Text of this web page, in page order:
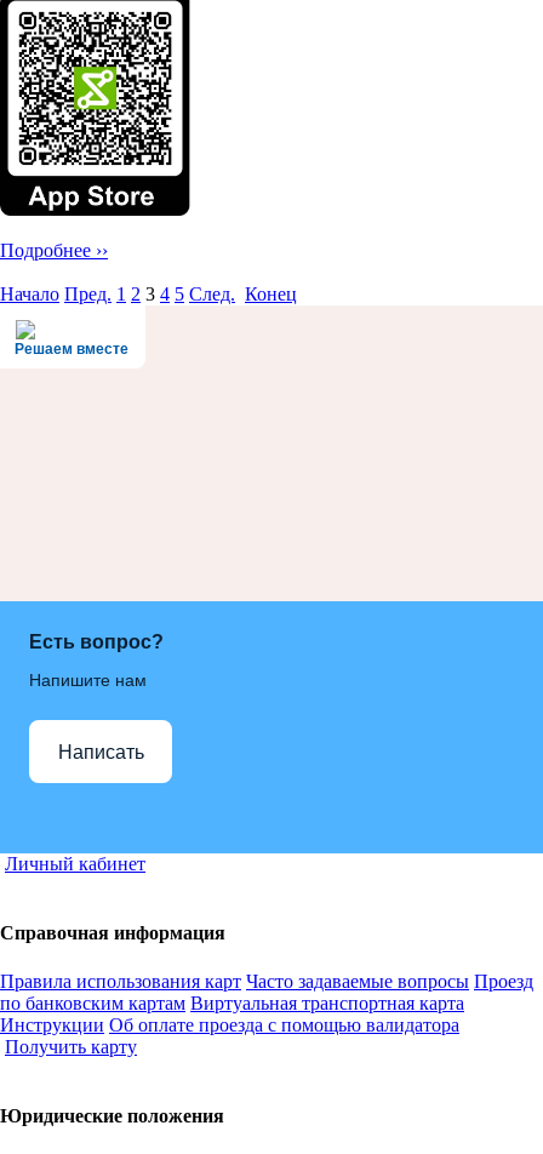
Подробнее ››
Начало Пред. 1 2 3 4 5 След. Конец
Решаем вместе
Есть вопрос?
Напишите нам
Написать
Личный кабинет
Справочная информация
Правила использования карт Часто задаваемые вопросы Проезд
по банковским картам Виртуальная транспортная карта
Инструкции Об оплате проезда с помощью валидатора
Получить карту
Юридические положения